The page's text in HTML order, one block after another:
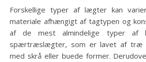
Forskellige typer af lægter kan
materiale afhængigt af tagtypen og
af de mest almindelige typer af
spærtræslægter, som er lavet af træ
med skrå eller buede former.